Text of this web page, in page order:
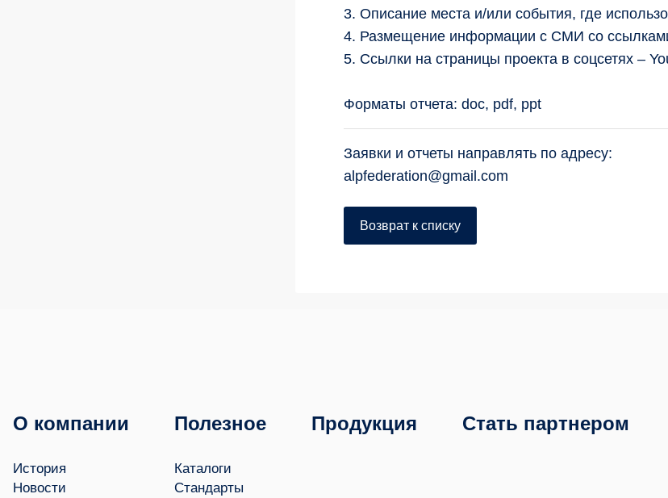
3. Описание места и/или события, где
4. Размещение информации с СМИ со
5. Ссылки на страницы проекта в соцсетях –
Форматы отчета: doc, pdf, ppt
Заявки и отчеты направлять по адресу:
alpfederation@gmail.com
Возврат к списку
О компании
История
Новости
Полезное
Каталоги
Стандарты
Продукция Стать партнером